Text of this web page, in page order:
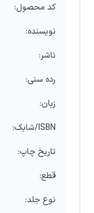
:کد محصول
:نویسنده
:ناشر
:رده‌ سنی
:زبان
:شابک/ISBN
:تاریخ چاپ
:قطع
:نوع جلد